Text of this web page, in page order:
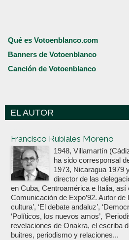
Qué es Votoenblanco.com
Banners de Votoenblanco
Canción de Votoenblanco
EL AUTOR
Francisco Rubiales Moreno
1948, Villamartín
ha sido corresponsal
1973, Nicaragua 1979
director de las
en Cuba, Centroamérica e Italia, así
Comunicación de Expo’92. Autor de
cultura’, ‘El debate andaluz’,
‘Políticos, los nuevos amos’,
revelaciones de Onakra, el escriba
buitres, periodismo y relaciones...